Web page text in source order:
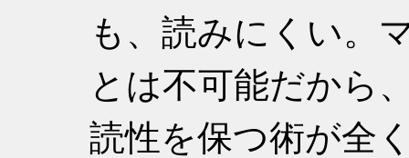
も、読みにくい。
とは不可能だから
読性を保つ術が全